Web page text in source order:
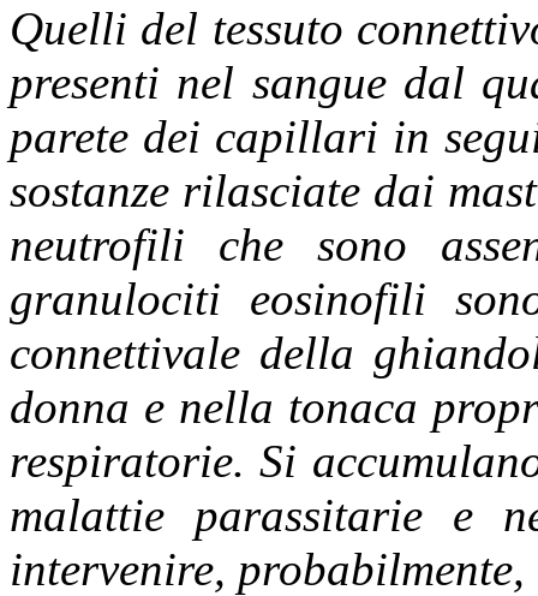
Quelli del tessuto
presenti nel sangue dal
parete dei capillari in
sostanze rilasciate dai
neutrofili che sono
granulociti eosinofili
connettivale della
donna e nella tonaca
respiratorie. Si
malattie parassitarie e
intervenire,